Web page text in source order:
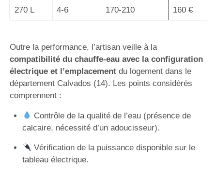
270 L 4-6 170-210 160 €
Outre la performance, l’artisan veille à la
compatibilité du chauffe-eau avec la configuration
électrique et l’emplacement du logement dans le
département Calvados (14). Les points considérés
comprennent :
Contrôle de la qualité de l’eau (présence de
calcaire, nécessité d’un adoucisseur).
Vérification de la puissance disponible sur le
tableau électrique.